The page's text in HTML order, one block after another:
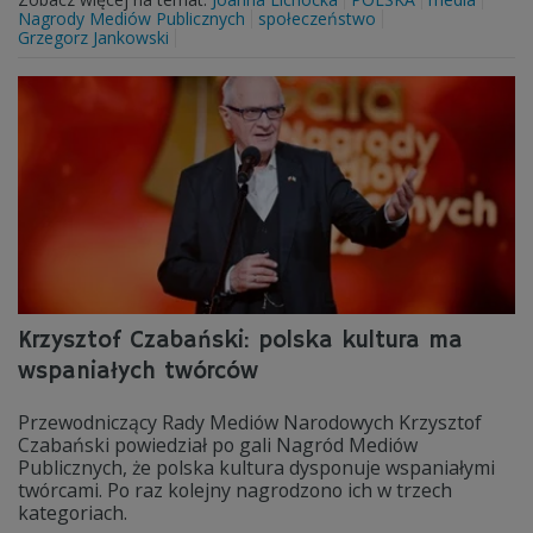
Nagrody Mediów Publicznych
społeczeństwo
Grzegorz Jankowski
Krzysztof Czabański: polska kultura ma
wspaniałych twórców
Przewodniczący Rady Mediów Narodowych Krzysztof
Czabański powiedział po gali Nagród Mediów
Publicznych, że polska kultura dysponuje wspaniałymi
twórcami. Po raz kolejny nagrodzono ich w trzech
kategoriach.